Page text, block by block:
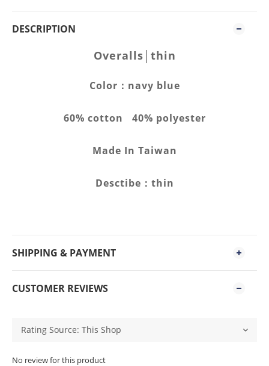
DESCRIPTION
Overalls│thin
Color：navy blue
60% cotton 40% polyester
Made In Taiwan
Desctibe：thin
SHIPPING & PAYMENT
CUSTOMER REVIEWS
No review for this product